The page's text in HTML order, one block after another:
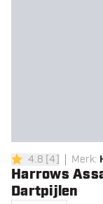
4.8 score sterren
4.8 [4] Merk:
Harrows
Dartpijlen